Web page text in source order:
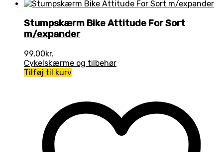
Stumpskærm Bike Attitude For Sort
m/expander
99,00kr.
Cykelskærme og tilbehør
Tilføj til kurv